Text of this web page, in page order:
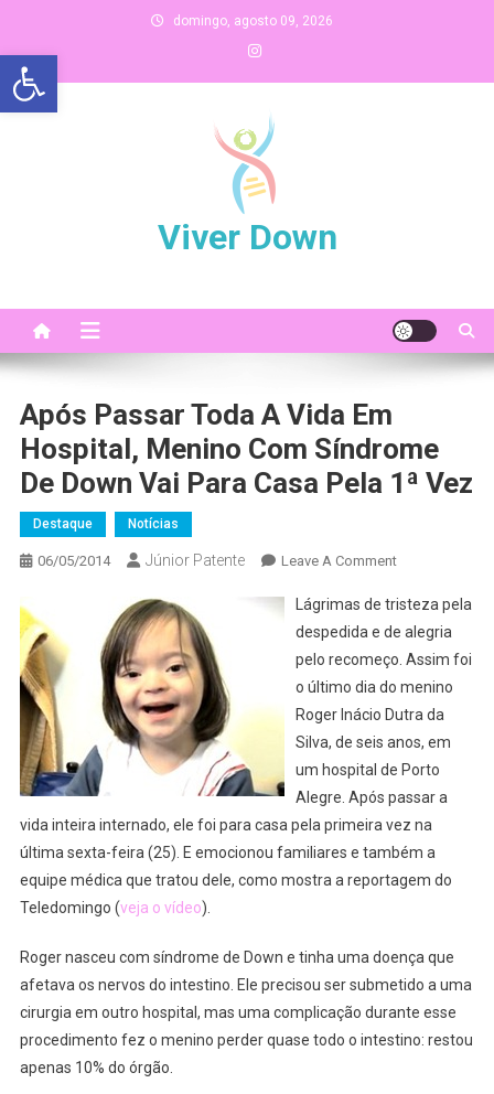
Abrir a barra de ferramentas
content
domingo, agosto 09, 2026
Viver Down
Após Passar Toda A Vida Em
Hospital, Menino Com Síndrome
De Down Vai Para Casa Pela 1ª Vez
Destaque Notícias
06/05/2014 Júnior Patente Leave A CommentOn
Passar
Toda
A
Vida
Em
Hospital,
Menino
Vai
Pela
1ª
Vez
Lágrimas de tristeza pela
despedida e de alegria
pelo recomeço. Assim foi
o último dia do menino
Roger Inácio Dutra da
Silva, de seis anos, em
um hospital de Porto
Alegre. Após passar a
vida inteira internado, ele foi para casa pela primeira vez na
última sexta-feira (25). E emocionou familiares e também a
equipe médica que tratou dele, como mostra a reportagem do
Teledomingo (veja o vídeo).
Roger nasceu com síndrome de Down e tinha uma doença que
afetava os nervos do intestino. Ele precisou ser submetido a uma
cirurgia em outro hospital, mas uma complicação durante esse
procedimento fez o menino perder quase todo o intestino: restou
apenas 10% do órgão.